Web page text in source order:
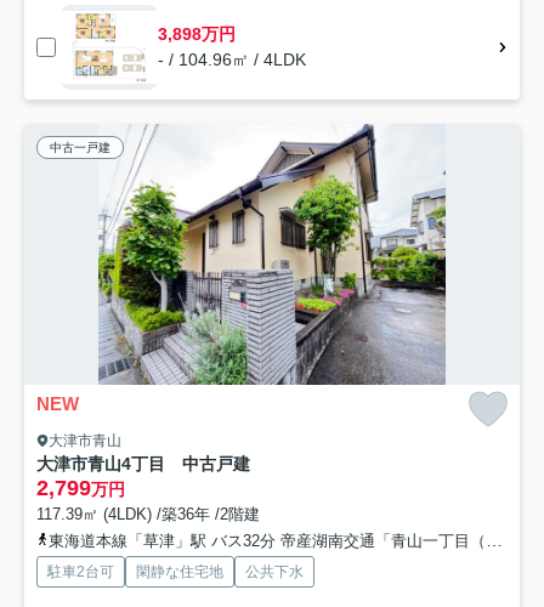
3,898万円
- / 104.96㎡ / 4LDK
中古一戸建
NEW
大津市青山
大津市青山4丁目 中古戸建
2,799万円
117.39㎡ (4LDK) /築36年 /2階建
東海道本線「草津」駅 バス32分 帝産湖南交通「青山一丁目（滋賀県）」 停歩5分
駐車2台可 閑静な住宅地 公共下水